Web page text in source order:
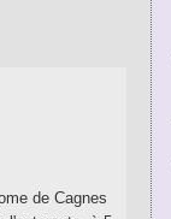
de Cagnes